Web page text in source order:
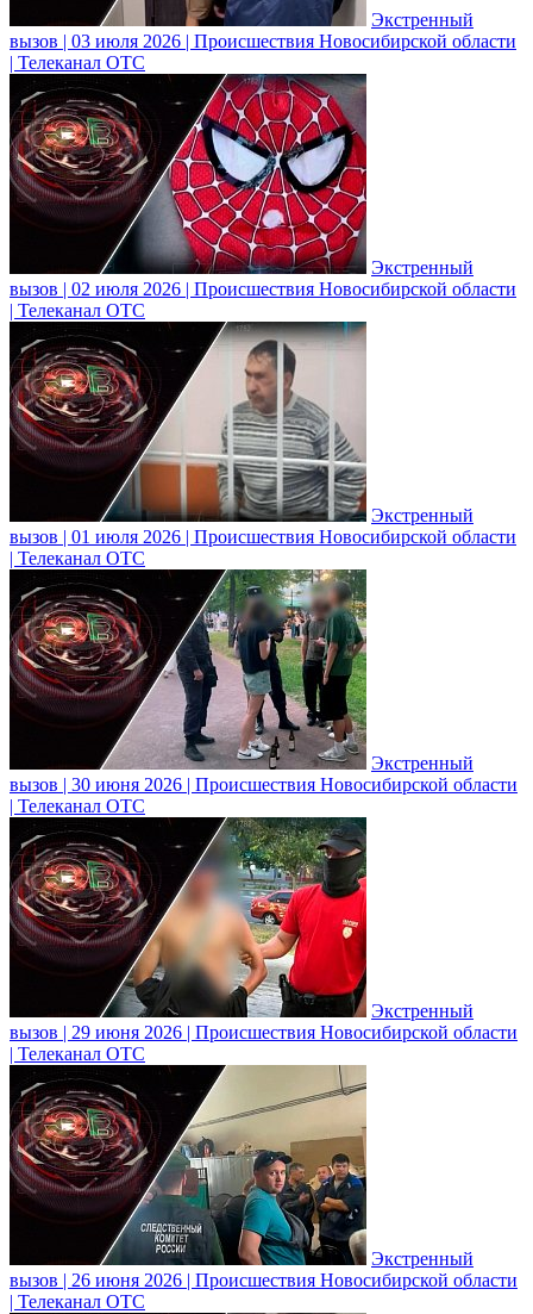
Экстренный
вызов | 03 июля 2026 | Происшествия Новосибирской области
| Телеканал ОТС
Экстренный
вызов | 02 июля 2026 | Происшествия Новосибирской области
| Телеканал ОТС
Экстренный
вызов | 01 июля 2026 | Происшествия Новосибирской области
| Телеканал ОТС
Экстренный
вызов | 30 июня 2026 | Происшествия Новосибирской области
| Телеканал ОТС
Экстренный
вызов | 29 июня 2026 | Происшествия Новосибирской области
| Телеканал ОТС
Экстренный
вызов | 26 июня 2026 | Происшествия Новосибирской области
| Телеканал ОТС